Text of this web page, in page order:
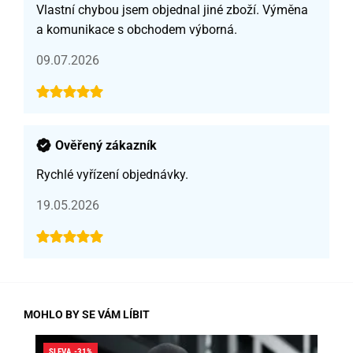
Vlastní chybou jsem objednal jiné zboží. Výměna
a komunikace s obchodem výborná.
09.07.2026
Ověřený zákazník
Rychlé vyřízení objednávky.
19.05.2026
MOHLO BY SE VÁM LÍBIT